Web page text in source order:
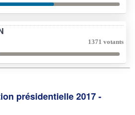
1371 votants
présidentielle 2017 -